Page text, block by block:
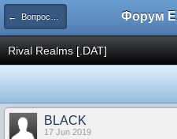
← Вопросы по ресурсам
Rival Realms [.DAT]
BLACK
17 Jun 2019